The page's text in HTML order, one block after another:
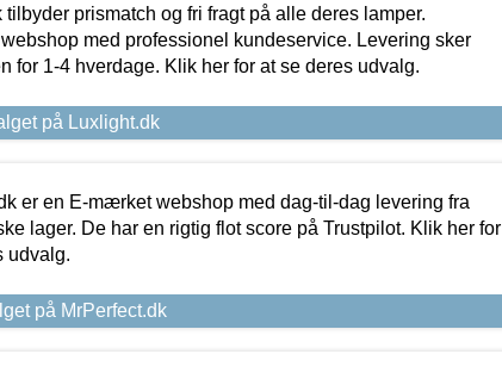
tilbyder prismatch og fri fragt på alle deres lamper.
med professionel kundeservice. Levering sker
for 1-4 hverdage. Klik her for at se deres udvalg.
på Luxlight.dk
er en E-mærket webshop med dag-til-dag levering fra
lager. De har en rigtig flot score på Trustpilot. Klik her for
udvalg.
på MrPerfect.dk